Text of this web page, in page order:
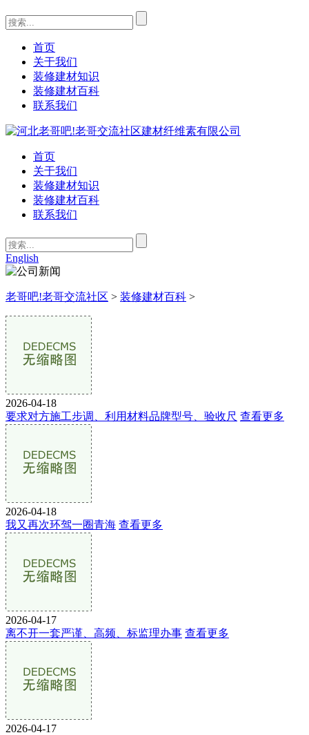
首页
关于我们
装修建材知识
装修建材百科
联系我们
首页
关于我们
装修建材知识
装修建材百科
联系我们
English
老哥吧!老哥交流社区 > 装修建材百科 >
2026-04-18
要求对方施工步调、利用材料品牌型号、验收尺 查看更多
2026-04-18
我又再次环驾一圈青海 查看更多
2026-04-17
离不开一套严谨、高频、标监理办事 查看更多
2026-04-17